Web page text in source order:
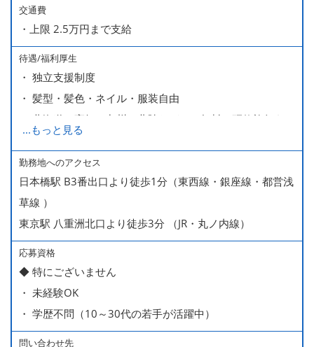
交通費
・上限 2.5万円まで支給
待遇/福利厚生
・ 独立支援制度
・ 髪型・髪色・ネイル・服装自由
・ 北海道や高知、九州、北陸などへの無料の研修旅行あり
ます
・ 無料の美味しい まかない食 あり
...もっと見る
勤務地へのアクセス
日本橋駅 B3番出口より徒歩1分（東西線・銀座線・都営浅
草線 ）
東京駅 八重洲北口より徒歩3分 （JR・丸ノ内線）
応募資格
◆ 特にございません
・ 未経験OK
・ 学歴不問（10～30代の若手が活躍中）
問い合わせ先